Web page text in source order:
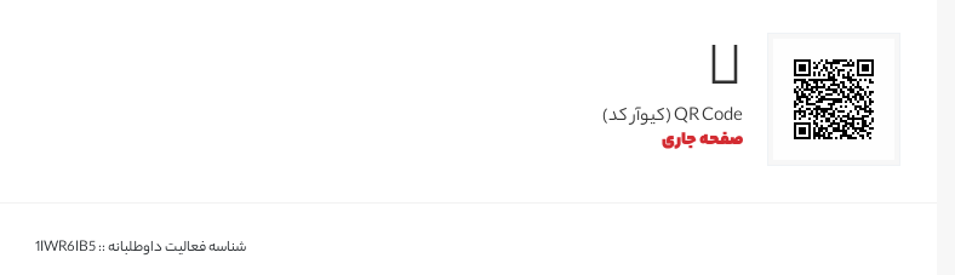
QR Code (کیوآر کد)
صفحه جاری
شناسه فعالیت داوطلبانه :: 1IWR6IB5